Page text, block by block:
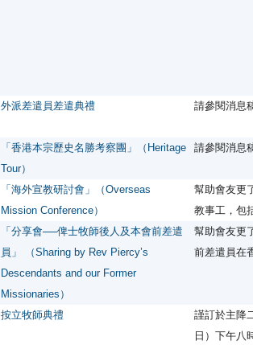
外派差遣員差遣典禮 請參閱消息
「香港本宗歷史名勝考察團」（Heritage
Tour）
請參閱消息
「海外宣教研討會」（Overseas
Mission Conference）
幫助會友更
教事工，包
「分享會──俾士牧師後人及本會前差遣
員」 （Sharing by Rev Piercy’s
Descendants and our Former
Missionaries）
幫助會友更
前差遣員在
按立牧師典禮
謹訂於主降
日）下午八